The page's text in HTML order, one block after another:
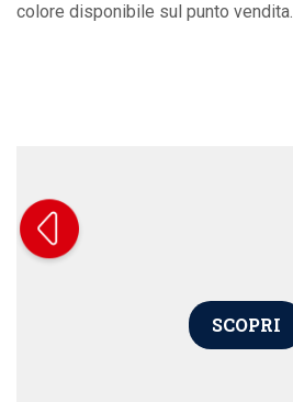
colore disponibile sul punto vendita.
SCOPRI